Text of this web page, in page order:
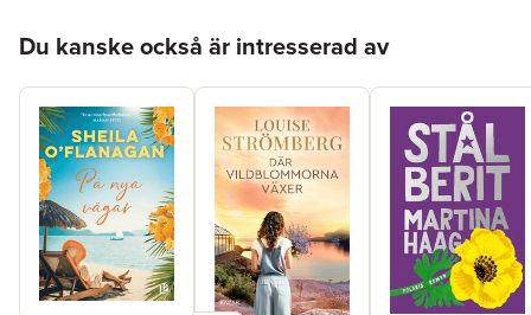
Du kanske också är intresserad av